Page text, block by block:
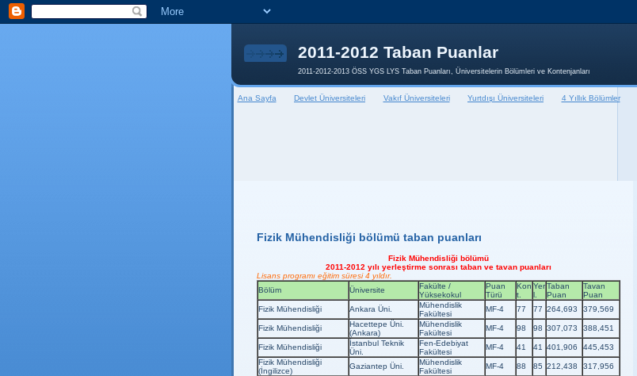
2011-2012 Taban Puanlar
2011-2012-2013 ÖSS YGS LYS Taban Puanları, Üniversitelerin Bölümleri ve Kontenjanları
Ana Sayfa Devlet Üniversiteleri Vakıf Üniversiteleri Yurtdışı Üniversiteleri 4 Yıllık Bölümler
Fizik Mühendisliği bölümü taban puanları
Fizik Mühendisliği bölümü
2011-2012 yılı yerleştirme sonrası taban ve tavan puanları
Lisans programı eğitim süresi 4 yıldır.
Bölüm
Üniversite
Fakülte /
Yüksekokul
Puan
Türü
Kon
t.
Yer
l.
Taban
Puan
Tavan
Puan
Fizik Mühendisliği
Ankara Üni.
Mühendislik
Fakültesi
MF-4 77 77 264,693 379,569
Fizik Mühendisliği
Hacettepe Üni.
(Ankara)
Mühendislik
Fakültesi
MF-4 98 98 307,073 388,451
Fizik Mühendisliği
İstanbul Teknik
Üni.
Fen-Edebiyat
Fakültesi
MF-4 41 41 401,906
445,453
Fizik Mühendisliği
(İngilizce)
Gaziantep Üni.
Mühendislik
Fakültesi
MF-4 88 85 212,438
317,956